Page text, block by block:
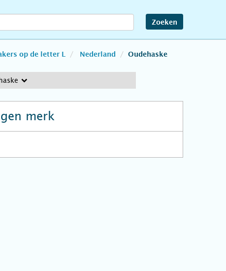
Zoeken
op de letter L Nederland Oudehaske
merk